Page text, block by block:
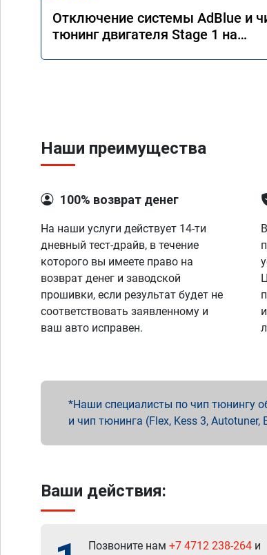
Отключение системы AdBlue и
тюнинг двигателя Stage 1 на
Наши преимущества
100% возврат денег
На наши услуги действует 14-ти
дневный тест-драйв, в течение
которого вы имеете право на
возврат денег и заводской
прошивки, если результат будет не
соответствовать заявленному и
ваш авто исправен.
Наши специалисты по чип тюнингу
и чип тюнинга (Flex, Kess 3,
Ваши действия:
Позвоните нам +7 4712 238-264 и